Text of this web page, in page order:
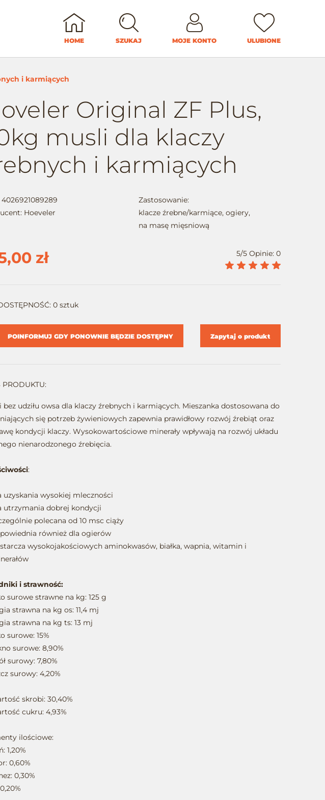
HOME SZUKAJ MOJE KONTO ULUBIONE
i karmiących
Original ZF Plus,
musli dla klaczy
i karmiących
4026921089289
Hoeveler
Zastosowanie:
klacze źrebne/karmiące, ogiery,
na masę mięsniową
zł 5/5 Opinie: 0
0 sztuk
POINFORMUJ GDY PONOWNIE BĘDZIE DOSTĘPNY Zapytaj o produkt
PRODUKTU:
bez udziłu owsa dla klaczy źrebnych i karmiących. Mieszanka dostosowana do
się potrzeb żywieniowych zapewnia prawidłowy rozwój źrebiąt oraz
kondycji klaczy. Wysokowartościowe minerały wpływają na rozwój układu
nienarodzonego źrebięcia.
:
uzyskania wysokiej mleczności
utrzymania dobrej kondycji
polecana od 10 msc ciąży
również dla ogierów
wysokojakościowych aminokwasów, białka, wapnia, witamin i
i strawność:
surowe strawne na kg: 125 g
strawna na kg os: 11,4 mj
strawna na kg ts: 13 mj
surowe: 15%
surowe: 8,90%
surowy: 7,80%
surowy: 4,20%
skrobi: 30,40%
cukru: 4,93%
ilościowe:
1,20%
0,60%
0,30%